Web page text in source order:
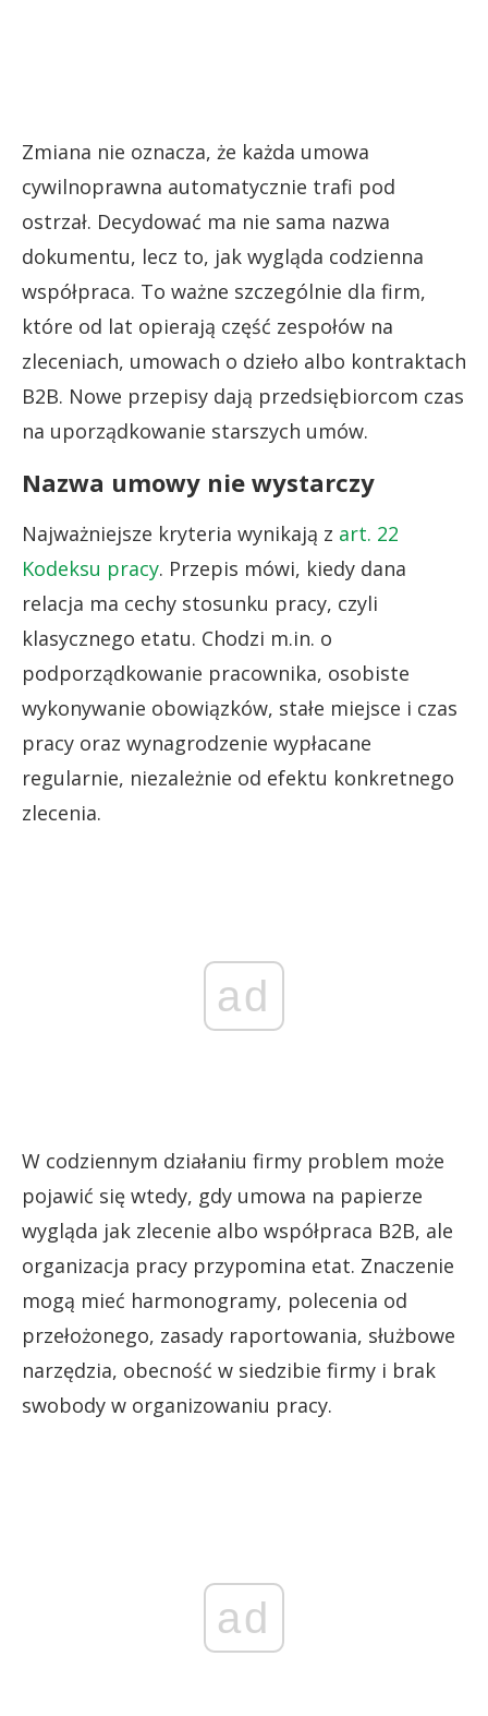
Zmiana nie oznacza, że każda umowa
cywilnoprawna automatycznie trafi pod
ostrzał. Decydować ma nie sama nazwa
dokumentu, lecz to, jak wygląda codzienna
współpraca. To ważne szczególnie dla firm,
które od lat opierają część zespołów na
zleceniach, umowach o dzieło albo kontraktach
B2B. Nowe przepisy dają przedsiębiorcom czas
na uporządkowanie starszych umów.
Nazwa umowy nie wystarczy
Najważniejsze kryteria wynikają z art. 22
Kodeksu pracy. Przepis mówi, kiedy dana
relacja ma cechy stosunku pracy, czyli
klasycznego etatu. Chodzi m.in. o
podporządkowanie pracownika, osobiste
wykonywanie obowiązków, stałe miejsce i czas
pracy oraz wynagrodzenie wypłacane
regularnie, niezależnie od efektu konkretnego
zlecenia.
ad
W codziennym działaniu firmy problem może
pojawić się wtedy, gdy umowa na papierze
wygląda jak zlecenie albo współpraca B2B, ale
organizacja pracy przypomina etat. Znaczenie
mogą mieć harmonogramy, polecenia od
przełożonego, zasady raportowania, służbowe
narzędzia, obecność w siedzibie firmy i brak
swobody w organizowaniu pracy.
ad